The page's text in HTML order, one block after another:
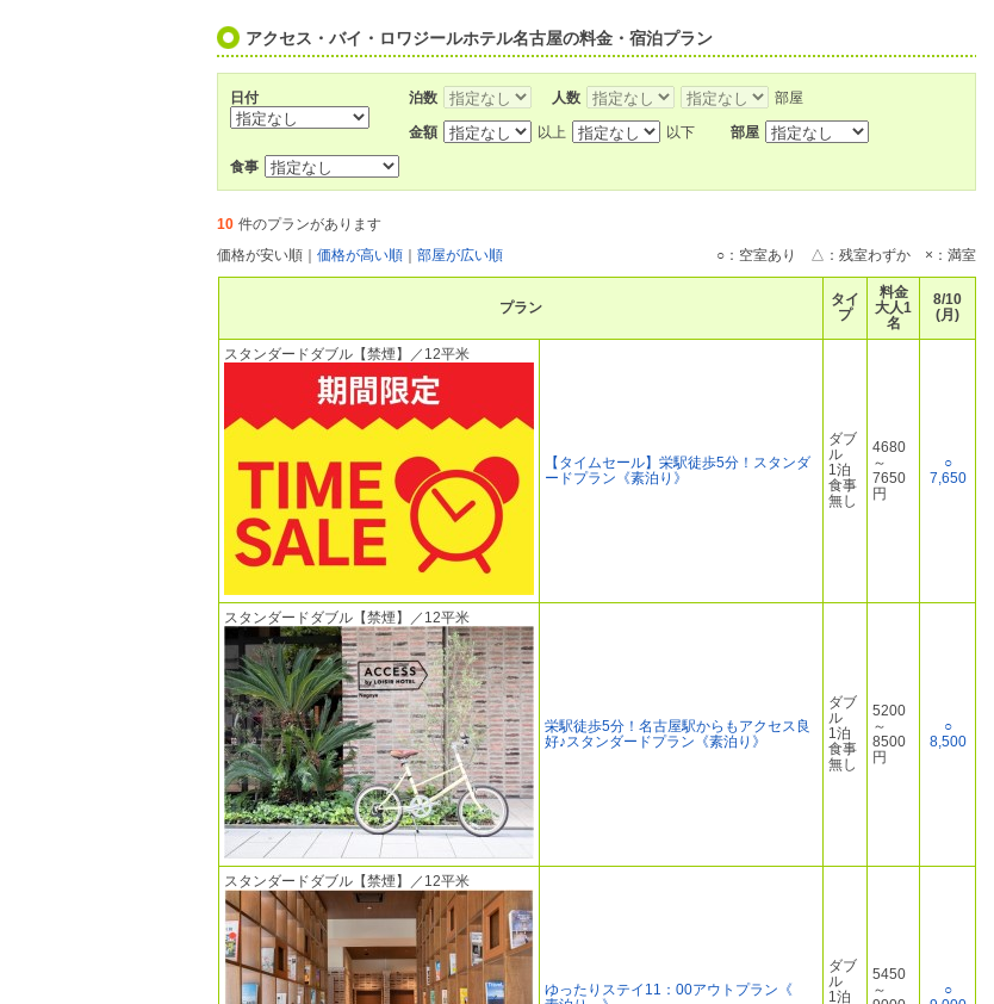
アクセス・バイ・ロワジールホテル名古屋の料金・宿泊プラン
日付 泊数 人数 部屋
金額 以上 以下 部屋
食事
10 件のプランがあります
価格が安い順
価格が高い順 部屋が広い順 ○：空室あり △：残室わずか ×：満室
プラン
タイ
プ
料金
大人1
名
8/10
(月)
スタンダードダブル【禁煙】／12平米
【タイムセール】栄駅徒歩5分！スタンダ
ードプラン《素泊り》
ダブ
ル
1泊
食事
無し
4680
～
7650
円
○
7,650
スタンダードダブル【禁煙】／12平米
栄駅徒歩5分！名古屋駅からもアクセス良
好♪スタンダードプラン《素泊り》
ダブ
ル
1泊
食事
無し
5200
～
8500
円
○
8,500
スタンダードダブル【禁煙】／12平米
ゆったりステイ11：00アウトプラン《
ダブ
ル
1泊
5450
～
○